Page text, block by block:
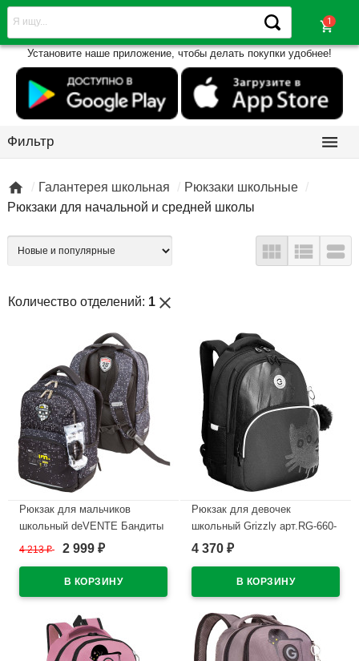
shopping_cart
Установите наше приложение, чтобы делать покупки удобнее!
Фильтр 
 Галантерея школьная
Рюкзаки школьные
Рюкзаки для начальной и средней школы
  
Количество отделений: 1 close
Рюкзак для мальчиков
школьный deVENTE Бандиты
(Bandits) 39х26,5х15,5 см
4 213₽ 2 999 ₽
Рюкзак для девочек
школьный Grizzly арт.RG-660-
1/2 черный 27х40х20 см
4 370 ₽